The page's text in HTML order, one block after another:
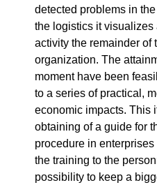
detected problems in
the logistics it
activity the remainder of
organization. The
moment have been
to a series of practical,
economic impacts. This
obtaining of a guide for
procedure in
the training to the
possibility to keep a